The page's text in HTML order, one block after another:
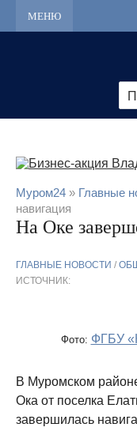
МЕНЮ
Муром24 » Главные
навигация
На Оке
ГЛАВНЫЕ НОВОСТИ /
ИСТОЧНИК:
Фото: ФГБУ
В Муромском
Ока от поселка
завершилась